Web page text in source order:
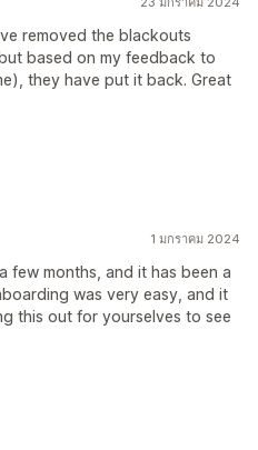
removed the blackouts
based on my feedback to
they have put it back. Great
1 มกราคม 2024
few months, and it has been a
was very easy, and it
this out for yourselves to see